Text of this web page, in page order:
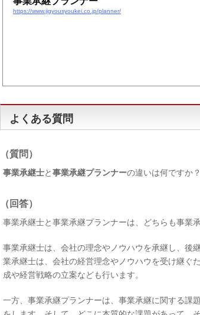
https://www.jigyousyoukei.co.jp/planner/
よくある質問
（質問）
事業承継士と事業承継プランナーの違いは何ですか？
（回答）
事業承継士と事業承継プランナーは、どちらも事業
事業承継士は、会社の理念やノウハウを承継し、後
業承継士は、会社の経営理念やノウハウを受け継ぐ
成や経営戦略の立案なども行います。
一方、事業承継プランナーは、事業承継に関する課